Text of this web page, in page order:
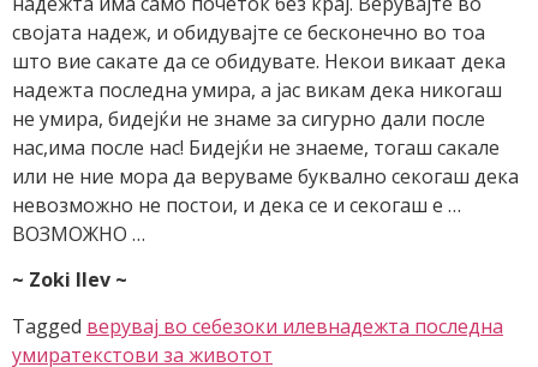
својата надеж, и обидувајте се бесконечно во тоа
што вие сакате да се обидувате. Некои викаат дека
надежта последна умира, а јас викам дека никогаш
не умира, бидејќи не знаме за сигурно дали после
нас,има после нас! Бидејќи не знаеме, тогаш сакале
или не ние мора да веруваме буквално секогаш дека
невозможно не постои, и дека се и секогаш е …
ВОЗМОЖНО …
~ Zoki Ilev ~
Tagged верувај во себезоки илевнадежта последна
умиратекстови за животот